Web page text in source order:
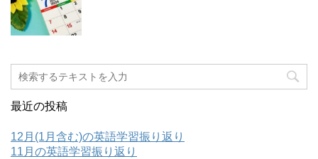
最近の投稿
12月(1月含む)の英語学習振り返り
11月の英語学習振り返り